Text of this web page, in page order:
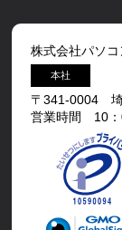
株式会社パソ
本社
〒341-0004 埼
営業時間 10：